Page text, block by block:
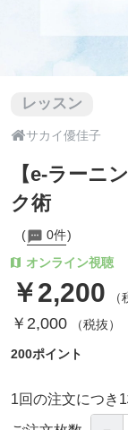
レッスン
サカイ優佳子
【e-ラーニ
ク術
0件
オンライン視聴
￥2,200 （
￥2,000（税抜）
200ポイント
1回の注文につき